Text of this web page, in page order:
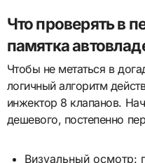
Что проверять в
памятка
Чтобы не метаться в
логичный алгоритм
инжектор 8 клапанов.
дешевого, постепенно
Визуальный осмотр: